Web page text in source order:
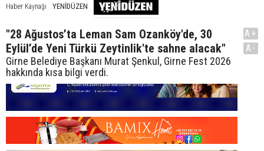
Haber Kaynağı YENİDÜZEN
"28 Ağustos’ta Leman Sam Ozanköy'de, 30
Eylül’de Yeni Türkü Zeytinlik'te sahne alacak"
Girne Belediye Başkanı Murat Şenkul, Girne Fest 2026
hakkında kısa bilgi verdi.
A+
A-